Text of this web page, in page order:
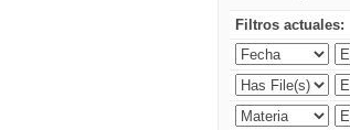
Filtros actuales: